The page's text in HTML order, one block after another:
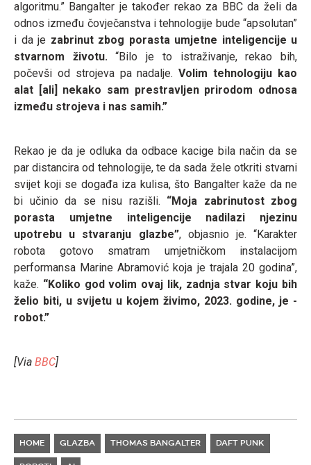
algoritmu.” Bangalter je također rekao za BBC da želi da
odnos između čovječanstva i tehnologije bude “apsolutan”
i da je zabrinut zbog porasta umjetne inteligencije u
stvarnom životu. “Bilo je to istraživanje, rekao bih,
počevši od strojeva pa nadalje.Volim tehnologiju kao
alat [ali] nekako sam prestravljen prirodom odnosa
između strojeva i nas samih.”
Rekao je da je odluka da odbace kacige bila način da se
par distancira od tehnologije, te da sada žele otkriti stvarni
svijet koji se događa iza kulisa, što Bangalter kaže da ne
bi učinio da se nisu razišli. “Moja zabrinutost zbog
porasta umjetne inteligencije nadilazi njezinu
upotrebu u stvaranju glazbe”, objasnio je. “Karakter
robota gotovo smatram umjetničkom instalacijom
performansa Marine Abramović koja je trajala 20 godina”,
kaže. “Koliko god volim ovaj lik, zadnja stvar koju bih
želio biti, u svijetu u kojem živimo, 2023. godine, je -
robot.”
[Via BBC]
HOME GLAZBA THOMAS BANGALTER DAFT PUNK